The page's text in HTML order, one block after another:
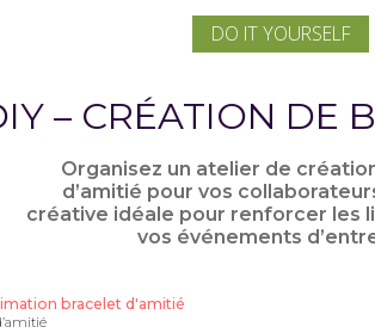
DO IT YOURSELF
– CRÉATION DE
Organisez un atelier de
d’amitié pour vos
créative idéale pour renforcer les
vos événements
bracelet d'amitié